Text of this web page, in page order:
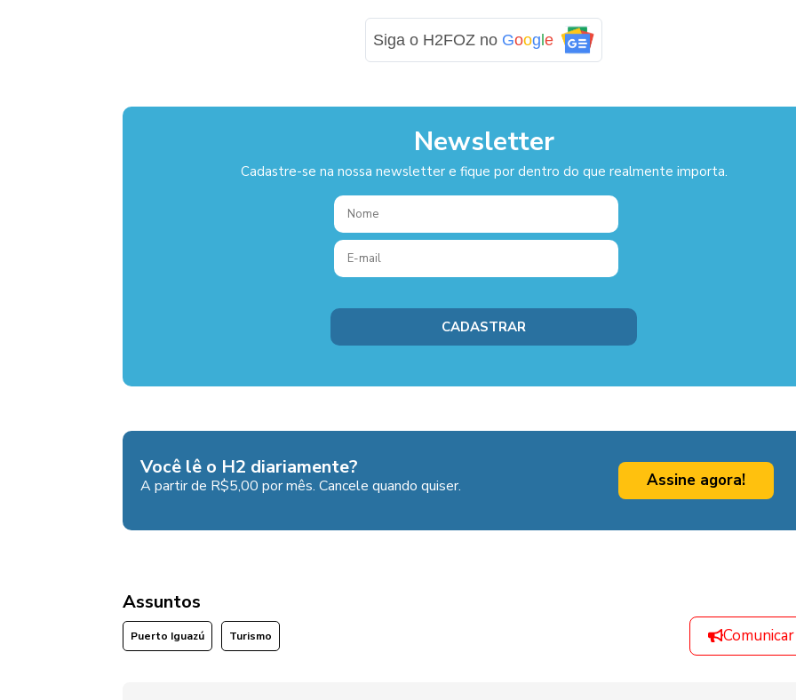
Siga o H2FOZ no Google
Newsletter
Cadastre-se na nossa newsletter e fique por dentro do que realmente importa.
Você lê o H2 diariamente?
A partir de R$5,00 por mês. Cancele quando quiser. Assine agora!
Assuntos
Puerto Iguazú Turismo